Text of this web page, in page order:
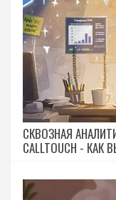
СКВОЗНАЯ
CALLTOUCH - КАК